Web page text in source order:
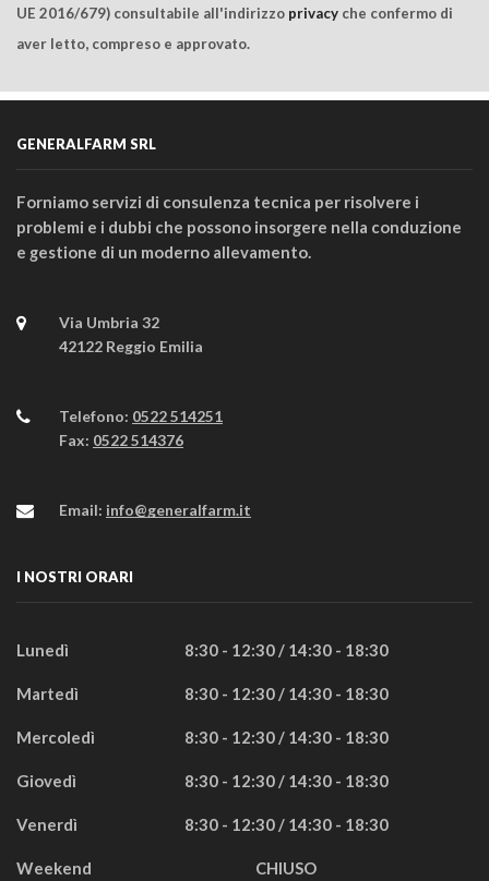
UE 2016/679) consultabile all'indirizzo privacy che confermo di
aver letto, compreso e approvato.
GENERALFARM SRL
Forniamo servizi di consulenza tecnica per risolvere i
problemi e i dubbi che possono insorgere nella conduzione
e gestione di un moderno allevamento.
Via Umbria 32
42122 Reggio Emilia
Telefono: 0522 514251
Fax: 0522 514376
Email: info@generalfarm.it
I NOSTRI ORARI
Lunedì 8:30 - 12:30 / 14:30 - 18:30
Martedì 8:30 - 12:30 / 14:30 - 18:30
Mercoledì 8:30 - 12:30 / 14:30 - 18:30
Giovedì 8:30 - 12:30 / 14:30 - 18:30
Venerdì 8:30 - 12:30 / 14:30 - 18:30
Weekend CHIUSO